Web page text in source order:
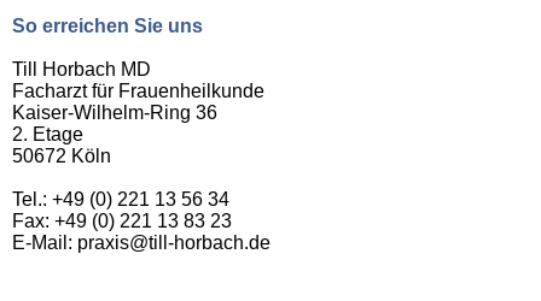
So erreichen Sie uns
Till Horbach MD
Facharzt für Frauenheilkunde
Kaiser-Wilhelm-Ring 36
2. Etage
50672 Köln
Tel.: +49 (0) 221 13 56 34
Fax: +49 (0) 221 13 83 23
E-Mail: praxis@till-horbach.de